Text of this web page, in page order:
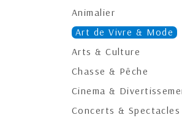
Animalier
Art de Vivre & Mode
Arts & Culture
Chasse & Pêche
Cinema &
Concerts &